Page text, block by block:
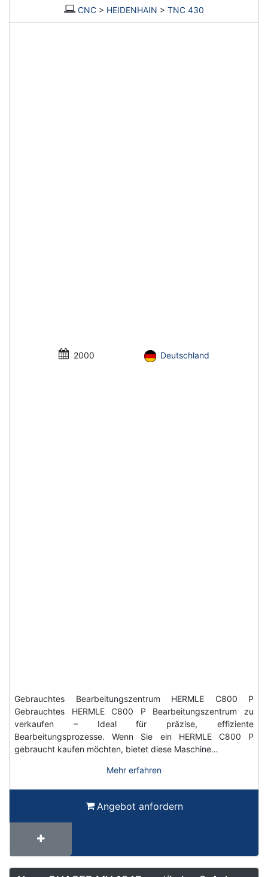
CNC > HEIDENHAIN > TNC 430
2000 Deutschland
Gebrauchtes Bearbeitungszentrum HERMLE C800 P
Gebrauchtes HERMLE C800 P Bearbeitungszentrum zu
verkaufen – Ideal für präzise, effiziente
Bearbeitungsprozesse. Wenn Sie ein HERMLE C800 P
gebraucht kaufen möchten, bietet diese Maschine…
Mehr erfahren
Angebot anfordern